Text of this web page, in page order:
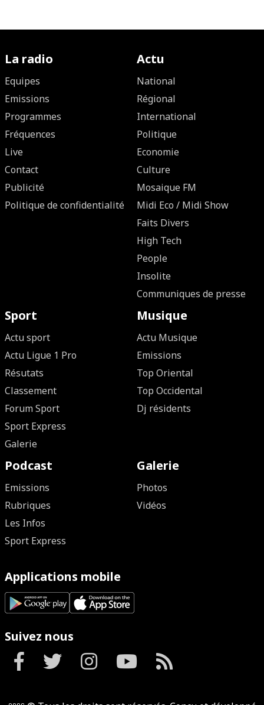
La radio
Equipes
Emissions
Programmes
Fréquences
Live
Contact
Publicité
Politique de confidentialité
Actu
National
Régional
International
Politique
Economie
Culture
Mosaique FM
Midi Eco / Midi Show
Faits Divers
High Tech
People
Insolite
Communiques de presse
Sport
Actu sport
Actu Ligue 1 Pro
Résutats
Classement
Forum Sport
Sport Express
Galerie
Musique
Actu Musique
Emissions
Top Oriental
Top Occidental
Dj résidents
Podcast
Emissions
Rubriques
Les Infos
Sport Express
Galerie
Photos
Vidéos
Applications mobile
Suivez nous